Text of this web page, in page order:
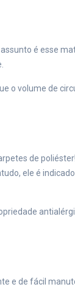
é esse
o volume de
de
ele é
e de fácil